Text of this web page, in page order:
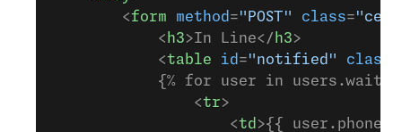
        <
form method ="POST" class=
            <
h3>In Line</ h3>
            <
table id ="notified" class
{% for user in
                <
tr>
                    <
td >{{